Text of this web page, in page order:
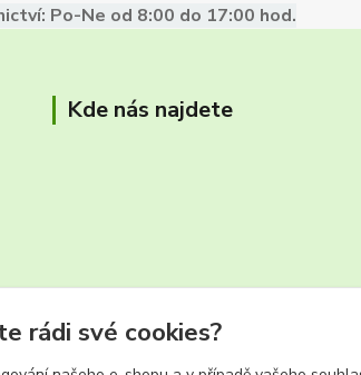
Po-Ne od 8:00 do 17:00 hod.
Kde nás najdete
rádi své cookies?